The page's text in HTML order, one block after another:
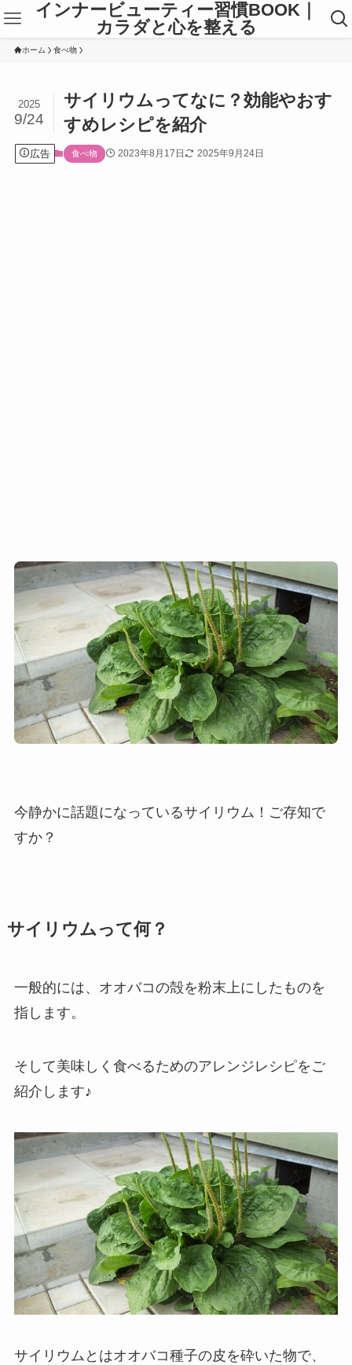
インナービューティー習慣BOOK｜
カラダと心を整える
ホーム 食べ物
サイリウムってなに？効能やおす
すめレシピを紹介
2025
9/24
広告 食べ物 2023年8月17日 2025年9月24日
今静かに話題になっているサイリウム！ご存知で
すか？
サイリウムって何？
一般的には、オオバコの殻を粉末上にしたものを
指します。
そして美味しく食べるためのアレンジレシピをご
紹介します♪
サイリウムとはオオバコ種子の皮を砕いた物で、